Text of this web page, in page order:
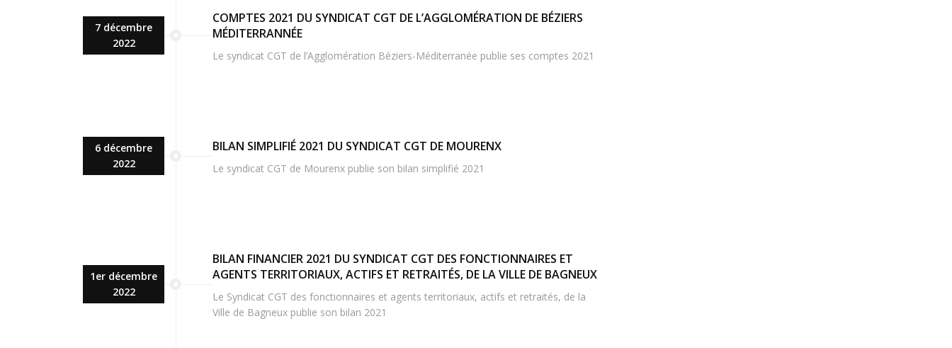
7 décembre
2022
COMPTES 2021 DU SYNDICAT CGT DE L’AGGLOMÉRATION DE BÉZIERS
MÉDITERRANNÉE
Le syndicat CGT de l’Agglomération Béziers-Méditerranée publie ses comptes 2021
6 décembre
2022
BILAN SIMPLIFIÉ 2021 DU SYNDICAT CGT DE MOURENX
Le syndicat CGT de Mourenx publie son bilan simplifié 2021
1er décembre
2022
BILAN FINANCIER 2021 DU SYNDICAT CGT DES FONCTIONNAIRES ET
AGENTS TERRITORIAUX, ACTIFS ET RETRAITÉS, DE LA VILLE DE BAGNEUX
Le Syndicat CGT des fonctionnaires et agents territoriaux, actifs et retraités, de la
Ville de Bagneux publie son bilan 2021